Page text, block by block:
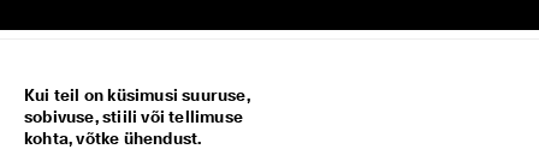
Kui teil on küsimusi suuruse,
sobivuse, stiili või tellimuse
kohta, võtke ühendust.